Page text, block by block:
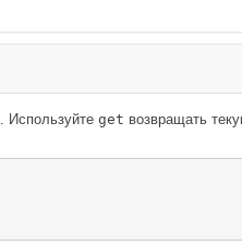
. Используйте get возвращать